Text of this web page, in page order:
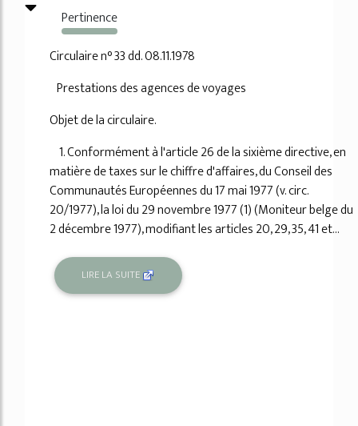
Pertinence
1997%
Circulaire n° 33 dd. 08.11.1978
Prestations des agences de voyages
Objet de la circulaire.
1. Conformément à l'article 26 de la sixième directive, en
matière de taxes sur le chiffre d'affaires, du Conseil des
Communautés Européennes du 17 mai 1977 (v. circ.
20/1977), la loi du 29 novembre 1977 (1) (Moniteur belge du
2 décembre 1977), modifiant les articles 20, 29, 35, 41 et...
LIRE LA SUITE